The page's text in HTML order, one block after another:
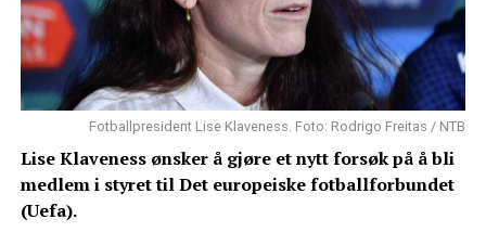
Fotballpresident Lise Klaveness. Foto: Rodrigo Freitas / NTB
Lise Klaveness ønsker å gjøre et nytt forsøk på å bli
medlem i styret til Det europeiske fotballforbundet
(Uefa).